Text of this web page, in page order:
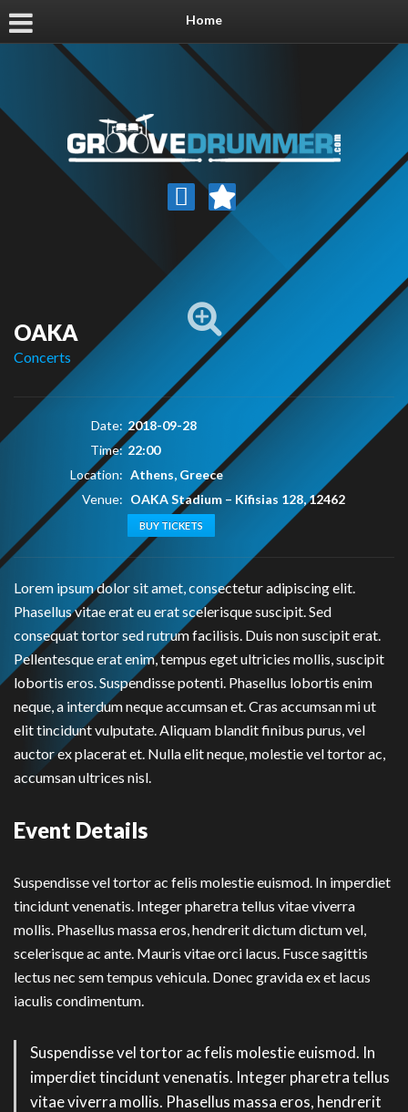
Home
OAKA
Concerts
Date: 2018-09-28
Time: 22:00
Location: Athens, Greece
Venue: OAKA Stadium – Kifisias 128, 12462
BUY TICKETS
Lorem ipsum dolor sit amet, consectetur adipiscing elit.
Phasellus vitae erat eu erat scelerisque suscipit. Sed
consequat tortor sed rutrum facilisis. Duis non suscipit erat.
Pellentesque erat enim, tempus eget ultricies mollis, suscipit
lobortis eros. Suspendisse potenti. Phasellus lobortis enim
neque, a interdum neque accumsan et. Cras accumsan mi ut
elit tincidunt vulputate. Aliquam blandit finibus purus, vel
auctor ex placerat et. Nulla elit neque, molestie vel tortor ac,
accumsan ultrices nisl.
Event Details
Suspendisse vel tortor ac felis molestie euismod. In imperdiet
tincidunt venenatis. Integer pharetra tellus vitae viverra
mollis. Phasellus massa eros, hendrerit dictum dictum vel,
scelerisque ac ante. Mauris vitae orci lacus. Fusce sagittis
lectus nec sem tempus vehicula. Donec gravida ex et lacus
iaculis condimentum.
Suspendisse vel tortor ac felis molestie euismod. In
imperdiet tincidunt venenatis. Integer pharetra tellus
vitae viverra mollis. Phasellus massa eros, hendrerit